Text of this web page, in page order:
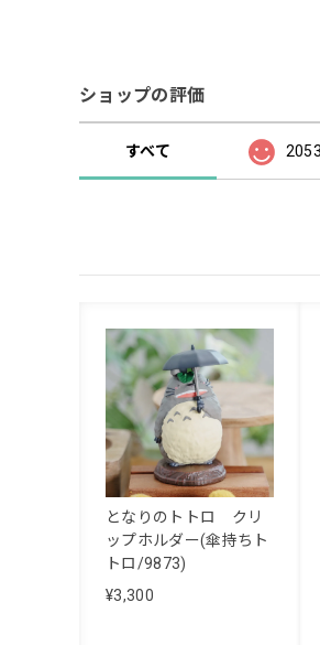
ショップの評価
すべて 2053
となりのトトロ クリ
ップホルダー(傘持ちト
トロ/9873)
¥3,300